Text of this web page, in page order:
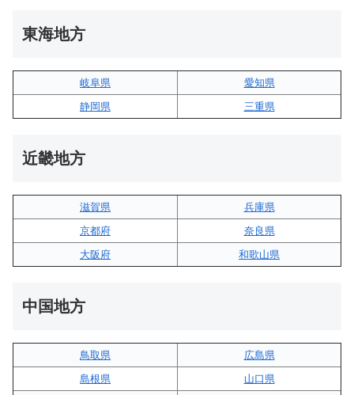
東海地方
岐阜県
愛知県
静岡県
三重県
近畿地方
滋賀県
兵庫県
京都府
奈良県
大阪府
和歌山県
中国地方
鳥取県
広島県
島根県
山口県